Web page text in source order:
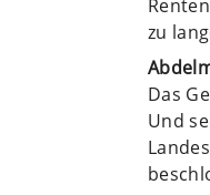
zu
Das
Und